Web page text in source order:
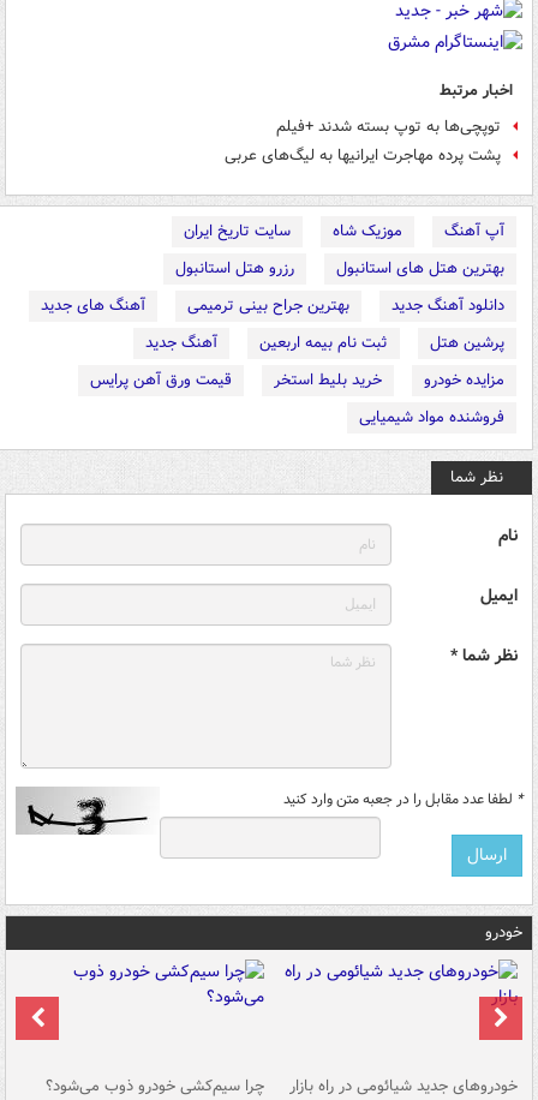
اخبار مرتبط
توپچی‌ها به توپ بسته شدند +فیلم
پشت پرده مهاجرت ایرانی‎ها به لیگ‌های عربی
آپ آهنگ موزیک شاه
سایت تاریخ ایران
بهترین هتل های استانبول
رزرو هتل استانبول
دانلود آهنگ جدید
بهترین جراح بینی ترمیمی
آهنگ های جدید
پرشین هتل
ثبت نام بیمه اربعین
آهنگ جدید
مزایده خودرو
خرید بلیط استخر
قیمت ورق آهن پرایس
فروشنده مواد شیمیایی
نظر شما
نام
ایمیل
نظر شما *
* لطفا عدد مقابل را در جعبه متن وارد کنید
خودرو
خودروهای جدید شیائومی در راه بازار چرا سیم‌کشی خودرو ذوب می‌شود؟